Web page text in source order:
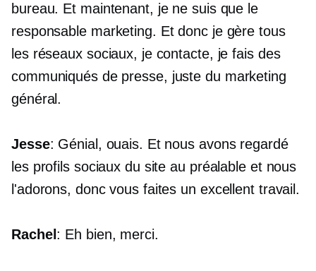
bureau. Et maintenant, je ne suis que le
responsable marketing. Et donc je gère tous
les réseaux sociaux, je contacte, je fais des
communiqués de presse, juste du marketing
général.
Jesse: Génial, ouais. Et nous avons regardé
les profils sociaux du site au préalable et nous
l'adorons, donc vous faites un excellent travail.
Rachel : Eh bien, merci.